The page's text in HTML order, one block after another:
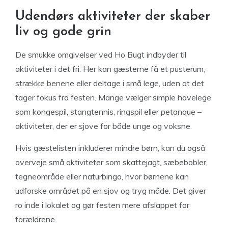
Udendørs aktiviteter der skaber
liv og gode grin
De smukke omgivelser ved Ho Bugt indbyder til
aktiviteter i det fri. Her kan gæsterne få et pusterum,
strække benene eller deltage i små lege, uden at det
tager fokus fra festen. Mange vælger simple havelege
som kongespil, stangtennis, ringspil eller petanque –
aktiviteter, der er sjove for både unge og voksne.
Hvis gæstelisten inkluderer mindre børn, kan du også
overveje små aktiviteter som skattejagt, sæbebobler,
tegneområde eller naturbingo, hvor børnene kan
udforske området på en sjov og tryg måde. Det giver
ro inde i lokalet og gør festen mere afslappet for
forældrene.